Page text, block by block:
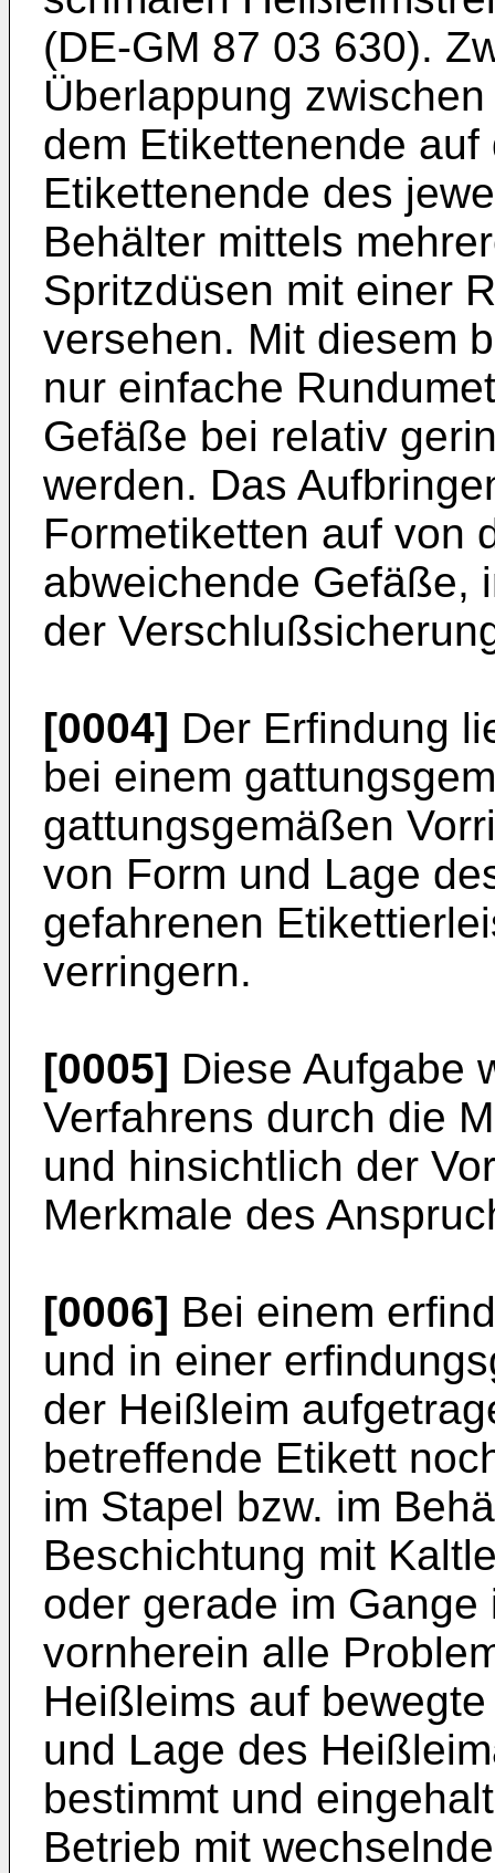
(DE-GM 87 03 630).
Überlappung
dem Etikettenende
Etikettenende des
Behälter mittels
Spritzdüsen mit einer
versehen. Mit diesem
nur einfache
Gefäße bei relativ
werden. Das
Formetiketten auf von
abweichende Gefäße,
der
[0004] Der Erfindung
bei einem
gattungsgemäßen
von Form und Lage
gefahrenen
verringern.
[0005] Diese Aufgabe
Verfahrens durch die
und hinsichtlich der
Merkmale des
[0006] Bei einem
und in einer
der Heißleim
betreffende Etikett
im Stapel bzw. im
Beschichtung mit
oder gerade im
vornherein alle
Heißleims auf
und Lage des
bestimmt und
Betrieb mit